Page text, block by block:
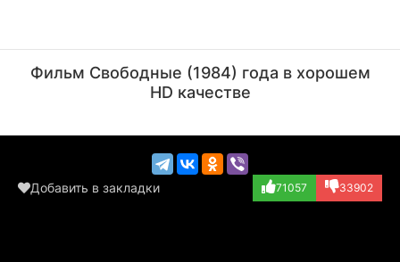
(Ren McCormack)
(Rev. Shaw Moore)
Фильм Свободные (1984) года в хорошем
HD качестве
Добавить в закладки 71057 33902